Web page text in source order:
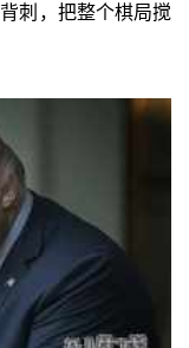
刺，把整个棋局搅